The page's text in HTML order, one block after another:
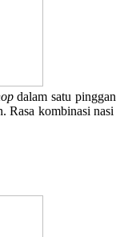
dalam satu
Rasa kombinasi